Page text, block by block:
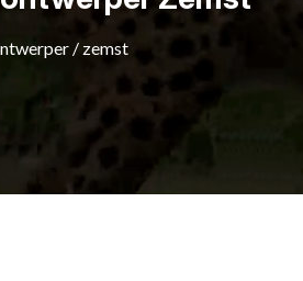
/ zemst